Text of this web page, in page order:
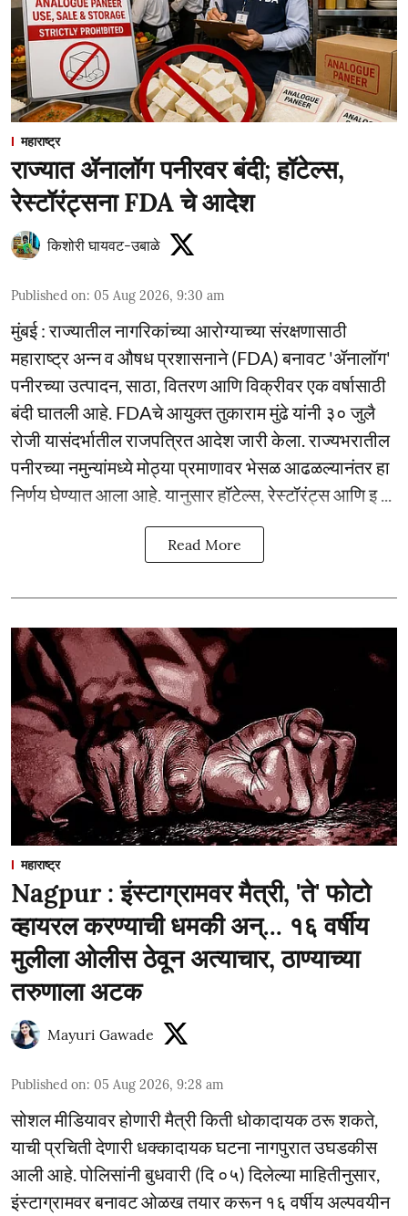
महाराष्ट्र
राज्यात ॲनालॉग पनीरवर बंदी; हॉटेल्स,
रेस्टॉरंट्सना FDA चे आदेश
किशोरी घायवट-उबाळे
Published on: 05 Aug 2026, 9:30 am
मुंबई : राज्यातील नागरिकांच्या आरोग्याच्या संरक्षणासाठी
महाराष्ट्र अन्न व औषध प्रशासनाने (FDA) बनावट 'ॲनालॉग'
पनीरच्या उत्पादन, साठा, वितरण आणि विक्रीवर एक वर्षासाठी
बंदी घातली आहे. FDAचे आयुक्त तुकाराम मुंढे यांनी ३० जुलै
रोजी यासंदर्भातील राजपत्रित आदेश जारी केला. राज्यभरातील
पनीरच्या नमुन्यांमध्ये मोठ्या प्रमाणावर भेसळ आढळल्यानंतर हा
निर्णय घेण्यात आला आहे. यानुसार हॉटेल्स, रेस्टॉरंट्स आणि इ ...
Read More
महाराष्ट्र
Nagpur : इंस्टाग्रामवर मैत्री, 'ते' फोटो
व्हायरल करण्याची धमकी अन्... १६ वर्षीय
मुलीला ओलीस ठेवून अत्याचार, ठाण्याच्या
तरुणाला अटक
Mayuri Gawade
Published on: 05 Aug 2026, 9:28 am
सोशल मीडियावर होणारी मैत्री किती धोकादायक ठरू शकते,
याची प्रचिती देणारी धक्कादायक घटना नागपुरात उघडकीस
आली आहे. पोलिसांनी बुधवारी (दि ०५) दिलेल्या माहितीनुसार,
इंस्टाग्रामवर बनावट ओळख तयार करून १६ वर्षीय अल्पवयीन